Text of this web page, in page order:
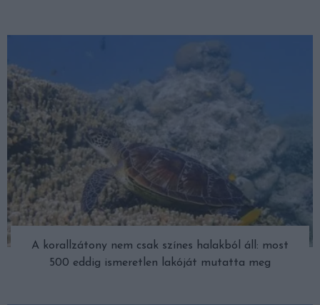
A korallzátony nem csak színes halakból áll: most
500 eddig ismeretlen lakóját mutatta meg